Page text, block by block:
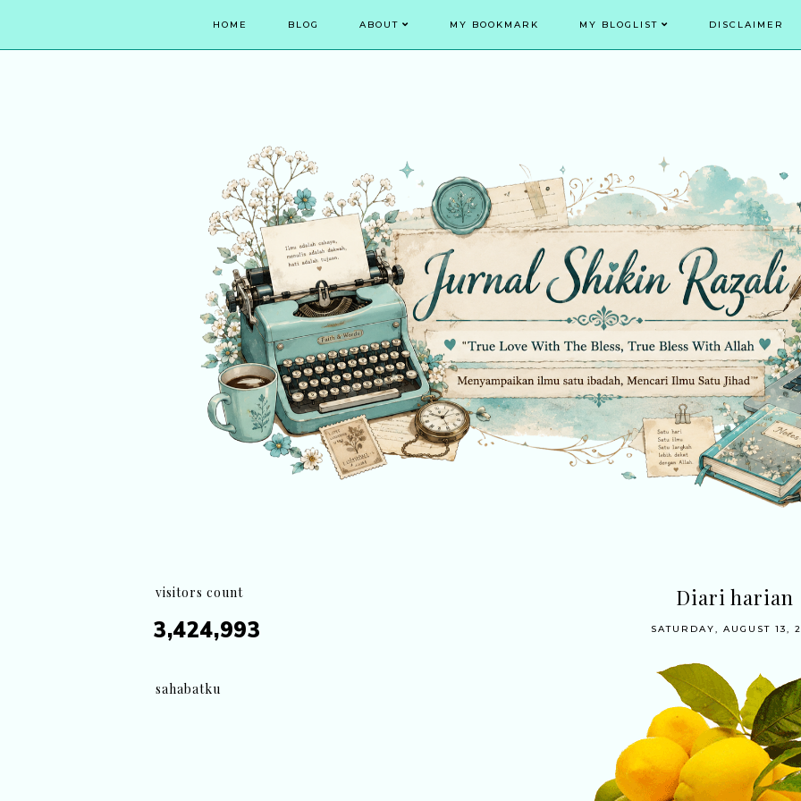
HOME BLOG ABOUT MY BOOKMARK MY BLOGLIST DISCLAIMER
Diari harian
SATURDAY, AUGUST 13,
visitors count
3,424,993
sahabatku